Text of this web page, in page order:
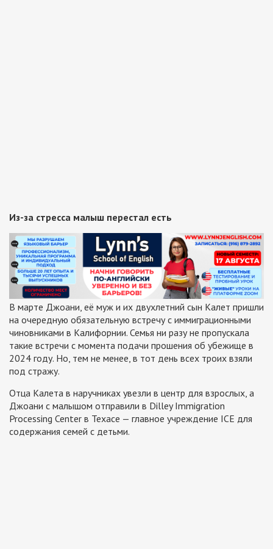
Из-за стресса малыш перестал есть
В марте Джоани, её муж и их двухлетний сын Калет пришли
на очередную обязательную встречу с иммиграционными
чиновниками в Калифорнии. Семья ни разу не пропускала
такие встречи с момента подачи прошения об убежище в
2024 году. Но, тем не менее, в тот день всех троих взяли
под стражу.
Отца Калета в наручниках увезли в центр для взрослых, а
Джоани с малышом отправили в Dilley Immigration
Processing Center в Техасе — главное учреждение ICE для
содержания семей с детьми.